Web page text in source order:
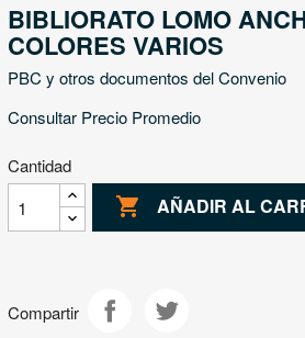
BIBLIORATO LOMO
COLORES VARIOS
PBC y otros documentos del Convenio
Consultar Precio Promedio
Cantidad
 AÑADIR AL
Compartir